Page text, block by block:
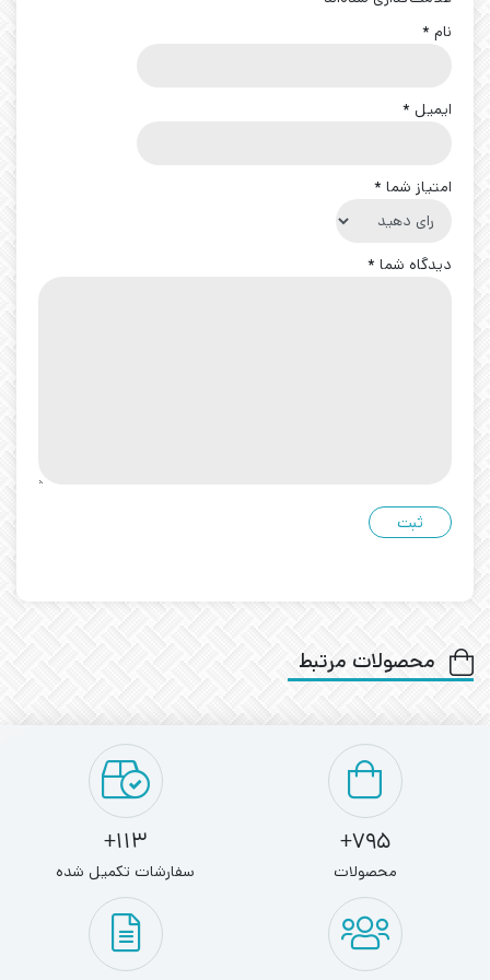
نام *
ایمیل *
امتیاز شما *
دیدگاه شما *
محصولات مرتبط
795+
محصولات
113+
سفارشات تکمیل شده